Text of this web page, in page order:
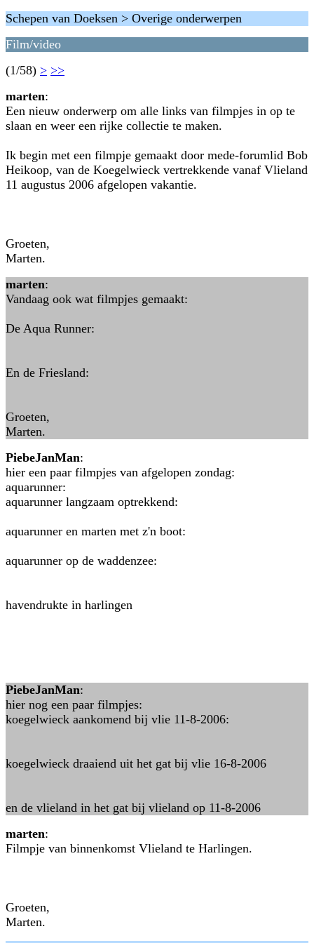
Schepen van Doeksen > Overige onderwerpen
Film/video
(1/58) > >>
marten:
Een nieuw onderwerp om alle links van filmpjes in op te
slaan en weer een rijke collectie te maken.
Ik begin met een filmpje gemaakt door mede-forumlid Bob
Heikoop, van de Koegelwieck vertrekkende vanaf Vlieland
11 augustus 2006 afgelopen vakantie.
Groeten,
Marten.
marten:
Vandaag ook wat filmpjes gemaakt:
De Aqua Runner:
En de Friesland:
Groeten,
Marten.
PiebeJanMan:
hier een paar filmpjes van afgelopen zondag:
aquarunner:
aquarunner langzaam optrekkend:
aquarunner en marten met z'n boot:
aquarunner op de waddenzee:
havendrukte in harlingen
PiebeJanMan:
hier nog een paar filmpjes:
koegelwieck aankomend bij vlie 11-8-2006:
koegelwieck draaiend uit het gat bij vlie 16-8-2006
en de vlieland in het gat bij vlieland op 11-8-2006
marten:
Filmpje van binnenkomst Vlieland te Harlingen.
Groeten,
Marten.